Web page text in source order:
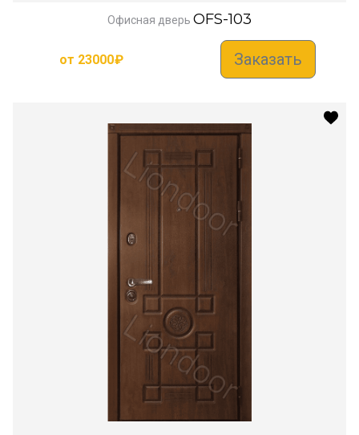
Офисная дверь OFS-103
от 23000₽ Заказать